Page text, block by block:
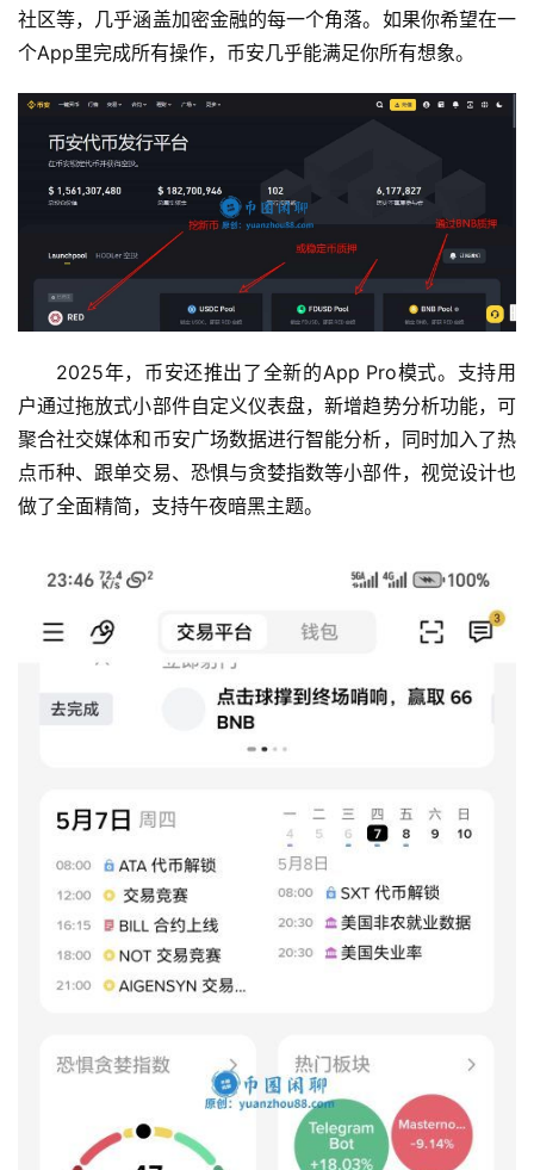
社区等，几乎涵盖加密金融的每一个角落。如果你希望在一
个App里完成所有操作，币安几乎能满足你所有想象。
2025年，币安还推出了全新的App Pro模式。支持用
户通过拖放式小部件自定义仪表盘，新增趋势分析功能，可
聚合社交媒体和币安广场数据进行智能分析，同时加入了热
点币种、跟单交易、恐惧与贪婪指数等小部件，视觉设计也
做了全面精简，支持午夜暗黑主题。